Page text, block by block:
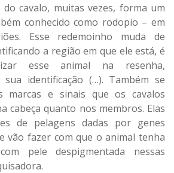
cavalo, muitas vezes, forma um
conhecido como rodopio – em
Esse redemoinho muda de
a região em que ele está, é
esse animal na resenha,
identificação (…). Também se
marcas e sinais que os cavalos
cabeça quanto nos membros. Elas
de pelagens dadas por genes
vão fazer com que o animal tenha
pele despigmentada nessas